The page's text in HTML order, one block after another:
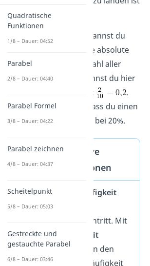
damit 2.
kannst du
bestimmen, indem du die absolute
Häufigkeit durch die Anzahl aller
Versuche teilst. Diese kannst du hier
also wie folgt berechnen:
.
Die relative Häufigkeit, dass du einen
Treffer landest, liegt also bei 20%.
absolute und relative
Häufigkeit: Definitionen
Mit derabsoluten Häufigkeit
gibst du an, wie oft ein
bestimmtes Ereignis eintritt. Mit
derrelativen Häufigkeit
beschreibst du dagegen den
Anteil der absoluten Häufigkeit
Quadratische
Funktionen
1/8 – Dauer: 04:52
Parabel
2/8 – Dauer: 04:40
Parabel Formel
3/8 – Dauer: 04:22
Parabel zeichnen
4/8 – Dauer: 04:37
Scheitelpunkt
5/8 – Dauer: 05:03
Gestreckte und
gestauchte Parabel
6/8 – Dauer: 03:46